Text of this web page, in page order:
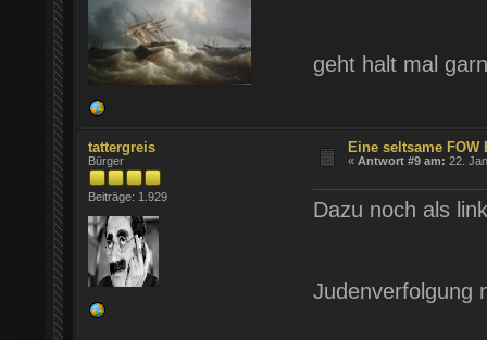
geht halt mal
tattergreis
Bürger
Beiträge: 1.929
Eine seltsame FOW
«Antwort #9 am: 22.
Dazu noch als link
Judenverfolgung